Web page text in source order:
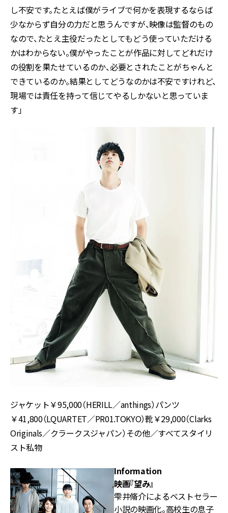
し不安です。たとえば僕がライブで何かを表現するならば
少なからず自分の力だと思うんですが、映像は監督のもの
なので、たとえ主役だったとしてもどう使っていただける
かはわからない。僕がやったことが作品に対してどれだけ
の役割を果たせているのか、必要とされたことがちゃんと
できているのか――。結果としてどうなのかは不安ですけれど、
現場では責任を持って信じてやるしかないと思っていま
す」
ジャケット￥95,000（HERILL／anthings）パンツ
￥41,800（LQUARTET／PR01.TOKYO）靴￥29,000（Clarks
Originals／クラークスジャパン）その他／すべてスタイリ
スト私物
Information
映画『望み』
雫井脩介によるベストセラー
小説の映画化。高校生の息子